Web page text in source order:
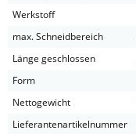
Werkstoff
max. Schneidbereich
Länge geschlossen
Form
Nettogewicht
Lieferantenartikelnummer